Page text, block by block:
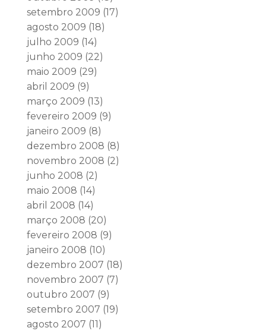
setembro 2009 (17)
agosto 2009 (18)
julho 2009 (14)
junho 2009 (22)
maio 2009 (29)
abril 2009 (9)
março 2009 (13)
fevereiro 2009 (9)
janeiro 2009 (8)
dezembro 2008 (8)
novembro 2008 (2)
junho 2008 (2)
maio 2008 (14)
abril 2008 (14)
março 2008 (20)
fevereiro 2008 (9)
janeiro 2008 (10)
dezembro 2007 (18)
novembro 2007 (7)
outubro 2007 (9)
setembro 2007 (19)
agosto 2007 (11)